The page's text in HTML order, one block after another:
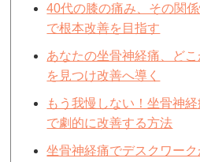
40代の膝の痛み、その関
で根本改善を目指す
あなたの坐骨神経痛、ど
を見つけ改善へ導く
もう我慢しない！坐骨神
で劇的に改善する方法
坐骨神経痛でデスクワーク